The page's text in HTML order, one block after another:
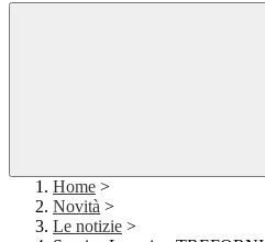
Home >
Novità >
Le notizie >